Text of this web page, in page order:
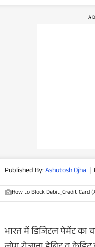
Published By:Ashutosh Ojha |
How to Block Debit_Credit Card
भारत में डिजिटल पेमेंट